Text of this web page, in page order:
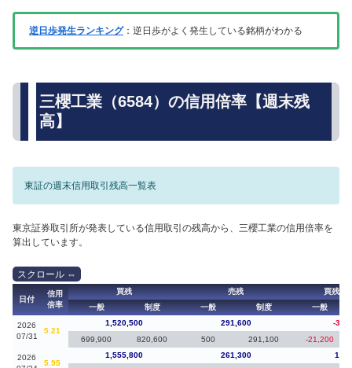
逆日歩発生ランキング：逆日歩がよく発生している銘柄がわかる
三櫻工業（6584）の信用倍率【週末残
高】
東証の週末信用取引残高一覧表
東京証券取引所が発表している信用取引の残高から、三櫻工業の信用倍率を
算出しています。
日付
信用
倍率
買残 売残
買残（
一般
制度 一般 制度 一般
2026
07/31
5.21
1,520,500 291,600
-
699,900
820,600 500 291,100 -21,200
2026
5.95
1,555,800 261,300